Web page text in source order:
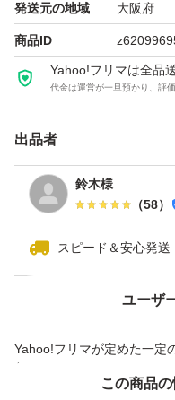
す
・別のMacでご利用され
Officeをアンインストー
・構成の異なるMacで
インストール完了まで
方もご安心ください。
◆ 発送
お支払い確認後、迅速
※商品の性質上、返品・
◆ キーワード
発送元の地域 大阪府
商品ID
Yahoo!フリマは全品
代金は運営が一旦預かり、評
出品者
鈴木様
（58）
スピード＆安心発送
ユーザ
Yahoo!フリマが定めた一定
付与しています
価格の相談
この商品
この商品をみている人